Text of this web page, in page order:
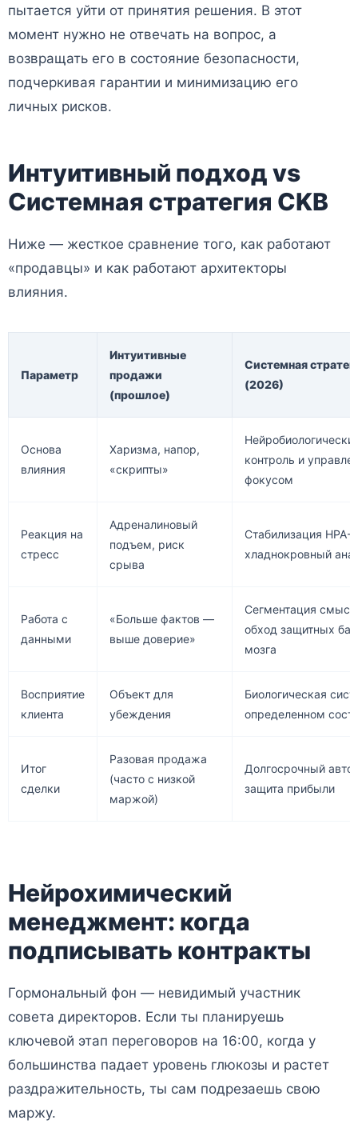
пытается уйти от принятия решения. В этот
момент нужно не отвечать на вопрос, а
возвращать его в состояние безопасности,
подчеркивая гарантии и минимизацию его
личных рисков.
Интуитивный подход vs
Системная стратегия CKB
Ниже — жесткое сравнение того, как работают
«продавцы» и как работают архитекторы
влияния.
Параметр
Интуитивные
продажи
(прошлое)
Системная
(2026)
Основа
влияния
Харизма, напор,
«скрипты»
контроль и
фокусом
Реакция на
стресс
Адреналиновый
подъем, риск
срыва
Стабилизация HPA-
хладнокровный
Работа с
данными
«Больше фактов —
выше доверие»
Сегментация
обход защитных
мозга
Восприятие
клиента
Объект для
убеждения
Биологическая
определенном
Итог
сделки
Разовая продажа
(часто с низкой
маржой)
Долгосрочный
защита прибыли
Нейрохимический
менеджмент: когда
подписывать контракты
Гормональный фон — невидимый участник
совета директоров. Если ты планируешь
ключевой этап переговоров на 16:00, когда у
большинства падает уровень глюкозы и растет
раздражительность, ты сам подрезаешь свою
маржу.